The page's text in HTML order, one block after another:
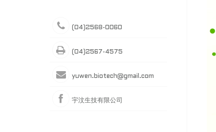
(04)2568-0060
(04)2567-4575
yuwen.biotech@gmail.com
宇汶生技有限公司